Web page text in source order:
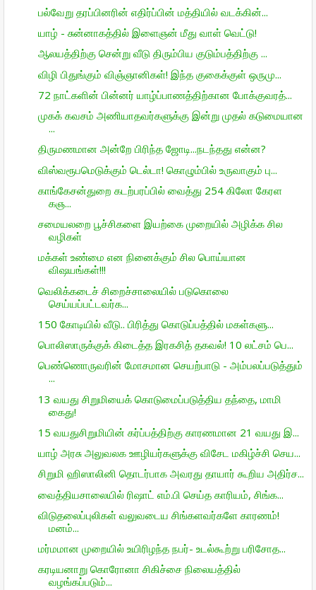
பல்வேறு தரப்பினரின் எதிர்ப்பின் மத்தியில் வடக்கின்...
யாழ் - சுன்னாகத்தில் இளைஞன் மீது வாள் வெட்டு!
ஆலயத்திற்கு சென்று வீடு திரும்பிய குடும்பத்திற்கு ...
விழி பிதுங்கும் விஞ்ஞானிகள்! இந்த குகைக்குள் ஒருமு...
72 நாட்களின் பின்னர் யாழ்ப்பாணத்திற்கான போக்குவரத்...
முகக் கவசம் அணியாதவர்களுக்கு இன்று முதல் கடுமையான
...
திருமணமான அன்றே பிரிந்த ஜோடி...நடந்தது என்ன?
விஸ்வரூபமெடுக்கும் டெல்டா! கொழும்பில் உருவாகும் பு...
காங்கேசன்துறை கடற்பரப்பில் வைத்து 254 கிலோ கேரள
கஞ...
சமையலறை பூச்சிகளை இயற்கை முறையில் அழிக்க சில
வழிகள்
மக்கள் உண்மை என நினைக்கும் சில பொய்யான
விஷயங்கள்!!!
வெலிக்கடைச் சிறைச்சாலையில் படுகொலை
செய்யப்பட்டவர்க...
150 கோடியில் வீடு.. பிரித்து கொடுப்பத்தில் மகள்களு...
பொலிஸாருக்குக் கிடைத்த இரகசித் தகவல்! 10 லட்சம் பெ...
பெண்ணொருவரின் மோசமான செயற்பாடு - அம்பலப்படுத்தும்
...
13 வயது சிறுமியைக் கொடுமைப்படுத்திய தந்தை, மாமி
கைது!
15 வயதுசிறுமியின் கர்ப்பத்திற்கு காரணமான 21 வயது இ...
யாழ் அரசு அலுவலக ஊழியர்களுக்கு விசேட மகிழ்ச்சி செய...
சிறுமி ஹிஸாலினி தொடர்பாக அவரது தாயார் கூறிய அதிர்ச...
வைத்தியசாலையில் ரிஷாட் எம்.பி செய்த காரியம், சிங்க...
விடுதலைப்புலிகள் வலுவடைய சிங்களவர்களே காரணம்!
மனம்...
மர்மமான முறையில் உயிரிழந்த நபர்- உடல்கூற்று பரிசோத...
கரடியனாறு கொரோனா சிகிச்சை நிலையத்தில்
வழங்கப்படும்...